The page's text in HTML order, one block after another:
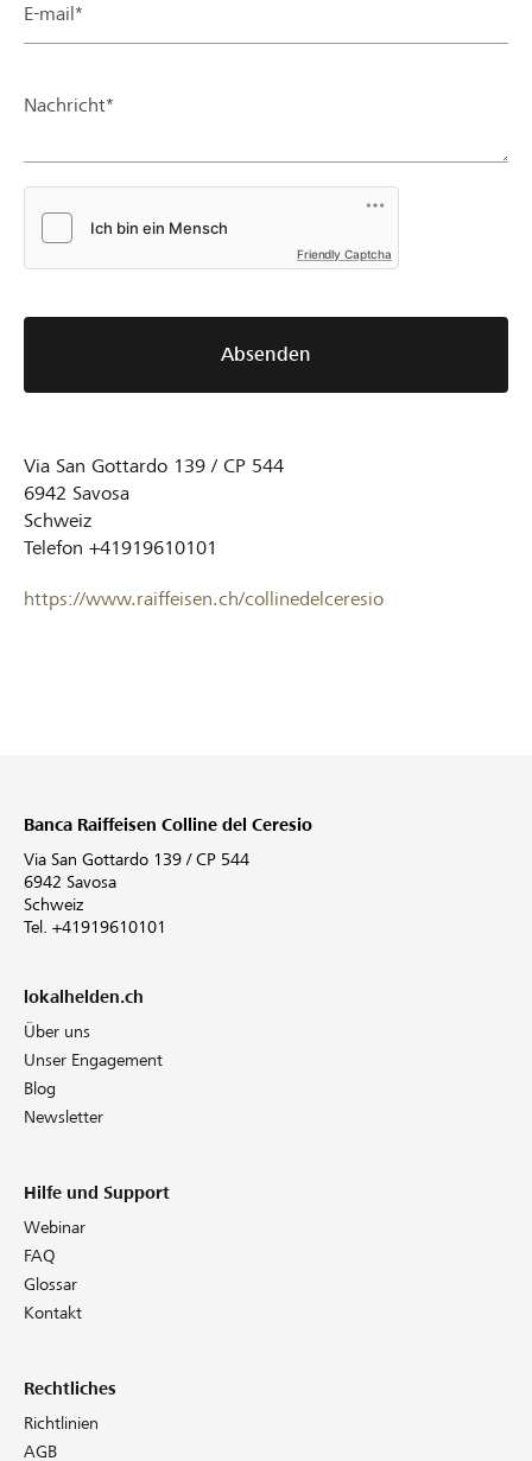
E-mail*
Nachricht*
Friendly Captcha
Absenden
Via San Gottardo 139 / CP 544
6942 Savosa
Schweiz
Telefon +41919610101
https://www.raiffeisen.ch/collinedelceresio
Banca Raiffeisen Colline del Ceresio
Via San Gottardo 139 / CP 544
6942 Savosa
Schweiz
Tel. +41919610101
lokalhelden.ch
Über uns
Unser Engagement
Blog
Newsletter
Hilfe und Support
Webinar
FAQ
Glossar
Kontakt
Rechtliches
Richtlinien
AGB